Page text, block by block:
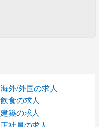
海外/外国の求人
飲食の求人
建築の求人